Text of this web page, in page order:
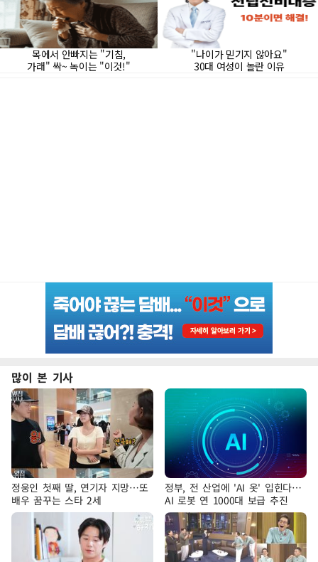
많이 본 기사
정웅인 첫째 딸, 연기자 지망…또
배우 꿈꾸는 스타 2세
정부, 전 산업에 'AI 옷' 입힌다…
AI 로봇 연 1000대 보급 추진